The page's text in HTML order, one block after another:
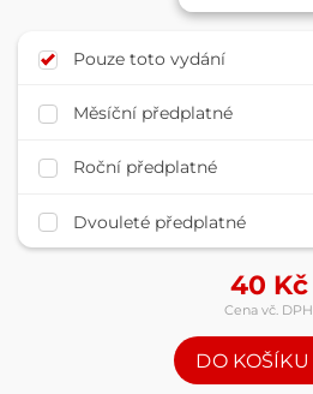
Pouze toto vydání
Měsíční předplatné
Roční předplatné
Dvouleté předplatné
40 Kč
Cena vč. DPH
DO KOŠÍKU